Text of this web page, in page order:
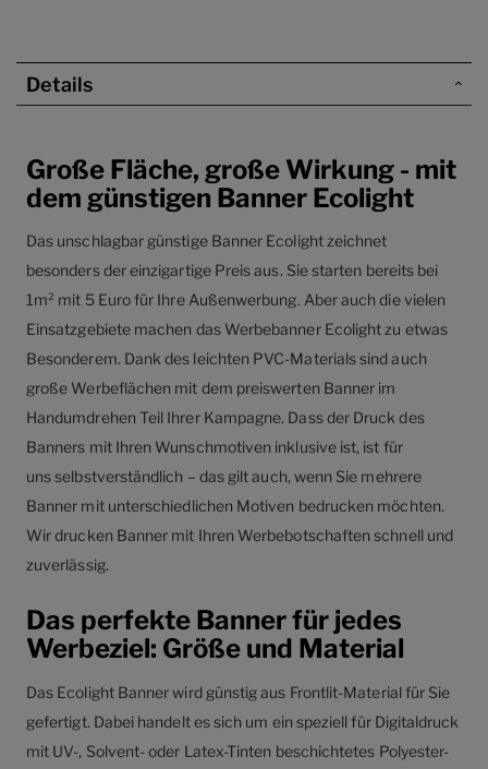
Details
Große Fläche, große Wirkung - mit
dem günstigen Banner Ecolight
Das unschlagbar günstige Banner Ecolight zeichnet
besonders der einzigartige Preis aus. Sie starten bereits bei
1m² mit 5 Euro für Ihre Außenwerbung. Aber auch die vielen
Einsatzgebiete machen das Werbebanner Ecolight zu etwas
Besonderem. Dank des leichten PVC-Materials sind auch
große Werbeflächen mit dem preiswerten Banner im
Handumdrehen Teil Ihrer Kampagne. Dass der Druck des
Banners mit Ihren Wunschmotiven inklusive ist, ist für
uns selbstverständlich – das gilt auch, wenn Sie mehrere
Banner mit unterschiedlichen Motiven bedrucken möchten.
Wir drucken Banner mit Ihren Werbebotschaften schnell und
zuverlässig.
Das perfekte Banner für jedes
Werbeziel: Größe und Material
Das Ecolight Banner wird günstig aus Frontlit-Material für Sie
gefertigt. Dabei handelt es sich um ein speziell für Digitaldruck
mit UV-, Solvent- oder Latex-Tinten beschichtetes Polyester-